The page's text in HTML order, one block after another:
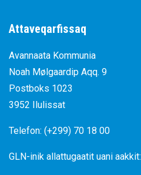
Attaveqarfissaq
Avannaata Kommunia
Noah Mølgaardip Aqq. 9
Postboks 1023
3952 Ilulissat
Telefon: (+299) 70 18 00
GLN-inik allattugaatit uani aakkit: